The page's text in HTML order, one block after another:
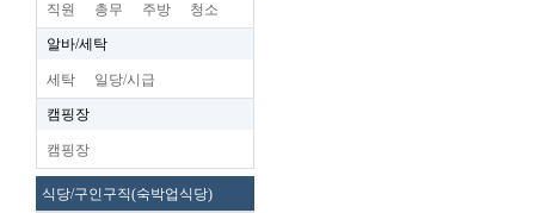
직원 총무 주방 청소
알바/세탁
세탁 일당/시급
캠핑장
캠핑장
식당/구인구직(숙박업식당)